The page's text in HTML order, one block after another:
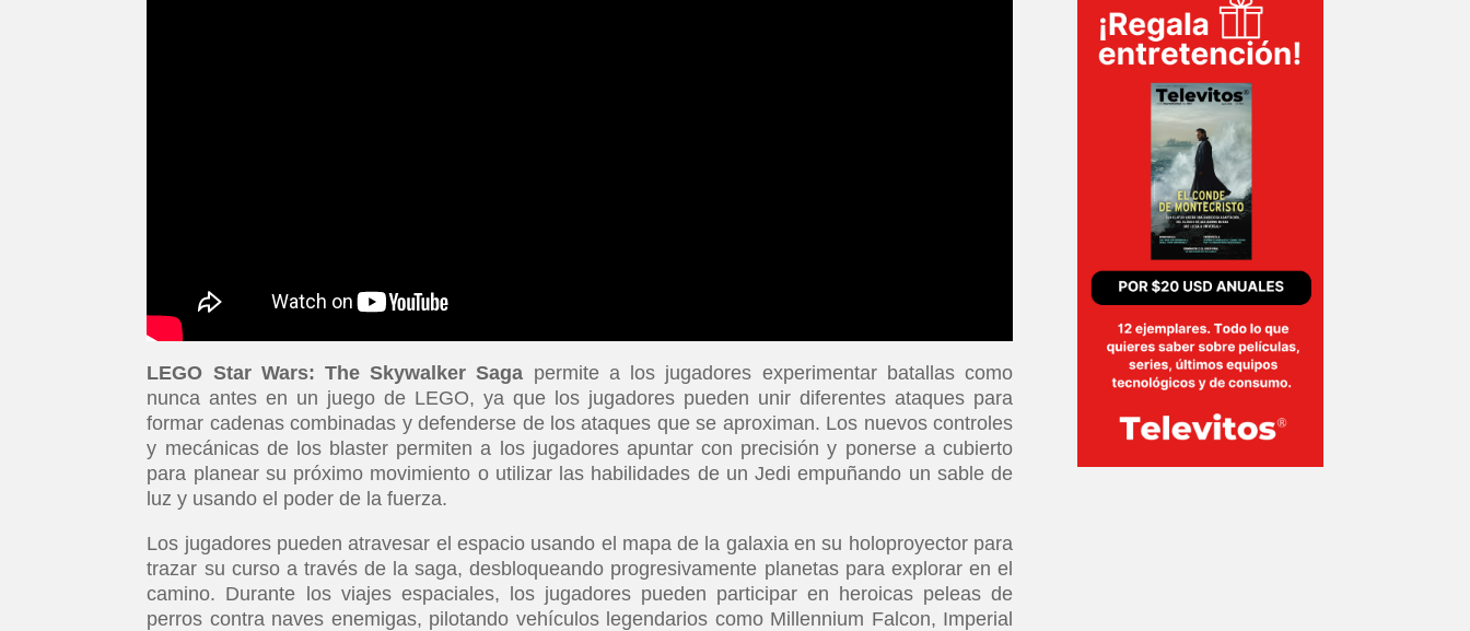
LEGO Star Wars: The Skywalker Saga permite a los jugadores experimentar batallas como
nunca antes en un juego de LEGO, ya que los jugadores pueden unir diferentes ataques para
formar cadenas combinadas y defenderse de los ataques que se aproximan. Los nuevos controles
y mecánicas de los blaster permiten a los jugadores apuntar con precisión y ponerse a cubierto
para planear su próximo movimiento o utilizar las habilidades de un Jedi empuñando un sable de
luz y usando el poder de la fuerza.
Los jugadores pueden atravesar el espacio usando el mapa de la galaxia en su holoproyector para
trazar su curso a través de la saga, desbloqueando progresivamente planetas para explorar en el
camino. Durante los viajes espaciales, los jugadores pueden participar en heroicas peleas de
perros contra naves enemigas, pilotando vehículos legendarios como Millennium Falcon, Imperial